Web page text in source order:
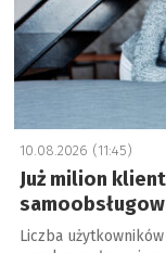
10.08.2026 (11:45)
Już milion
Liczba